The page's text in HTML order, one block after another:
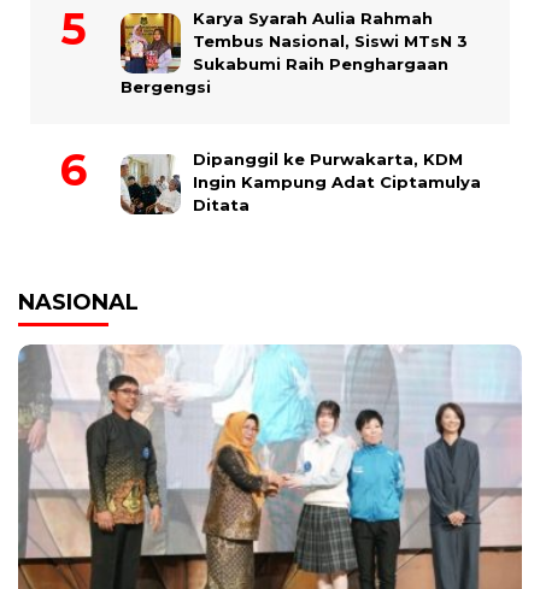
Karya Syarah Aulia Rahmah
Tembus Nasional, Siswi MTsN 3
Sukabumi Raih Penghargaan
Bergengsi
Dipanggil ke Purwakarta, KDM
Ingin Kampung Adat Ciptamulya
Ditata
NASIONAL